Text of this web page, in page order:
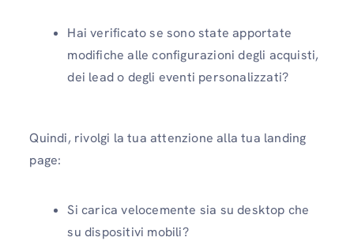
Hai verificato se sono state apportate
modifiche alle configurazioni degli acquisti,
dei lead o degli eventi personalizzati?
Quindi, rivolgi la tua attenzione alla tua landing
page:
Si carica velocemente sia su desktop che
su dispositivi mobili?